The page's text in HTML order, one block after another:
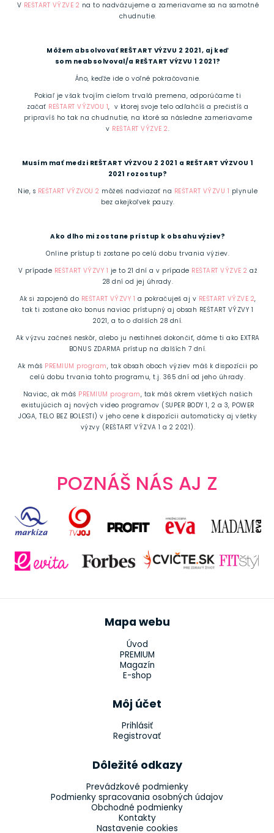
V REŠTART VÝZVE 2 na to nadväzujeme a zameriavame sa na samotné
chudnutie.
Môžem absolvovať REŠTART VÝZVU 2 2021, aj keď
som neabsolvoval/a REŠTART VÝZVU 1 2021?
Áno, keďže ide o voľné pokračovanie.
Pokiaľ je však tvojím cieľom trvalá premena, odporúčame ti
začať REŠTART VÝZVOU 1, v ktorej svoje telo odľahčíš a prečistíš a
pripravíš ho tak na chudnutie, na ktoré sa následne zameriavame
v REŠTART VÝZVE 2.
Musím mať medzi REŠTART VÝZVOU 2 2021 a REŠTART VÝZVOU 1
2021 rozostup?
Nie, s REŠTART VÝZVOU 2 môžeš nadviazať na REŠTART VÝZVU 1 plynule
bez akejkoľvek pauzy.
Ako dlho mi zostane prístup k obsahu výziev?
Online prístup ti zostane po celú dobu trvania výziev.
V prípade REŠTART VÝZVY 1 je to 21 dní a v prípade REŠTART VÝZVE 2 až
28 dní od jej úhrady.
Ak si zapojená do REŠTART VÝZVY 1 a pokračuješ aj v REŠTART VÝZVE 2,
tak ti zostane ako bonus naviac prístupný aj obsah REŠTART VÝZVY 1
2021, a to o ďalších 28 dní.
Ak výzvu začneš neskôr, alebo ju nestihneš dokončiť, dáme ti ako EXTRA
BONUS ZDARMA prístup na ďalších 7 dní.
Ak máš PREMIUM program, tak obsah oboch výziev máš k dispozícii po
celú dobu trvania tohto programu, t.j. 365 dní od jeho úhrady.
Naviac, ak máš PREMIUM program, tak máš okrem všetkých našich
existujúcich aj nových video programov (SUPER BODY 1, 2 a 3, POWER
JOGA, TELO BEZ BOLESTI) v jeho cene k dispozícii automaticky aj všetky
výzvy (REŠTART VÝZVA 1 a 2 2021).
POZNÁŠ NÁS AJ Z
Mapa webu
Úvod
PREMIUM
Magazín
E-shop
Môj účet
Prihlásiť
Registrovať
Dôležité odkazy
Prevádzkové podmienky
Podmienky spracovania osobných údajov
Obchodné podmienky
Kontakty
Nastavenie cookies